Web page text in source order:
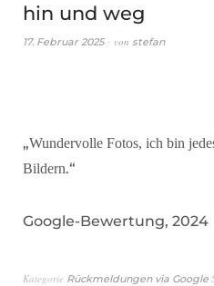
hin und weg
17. Februar 2025 von stefan
„Wundervolle Fotos, ich bin
Bildern.“
Google-Bewertung, 2024
Kategorie Rückmeldungen via Google